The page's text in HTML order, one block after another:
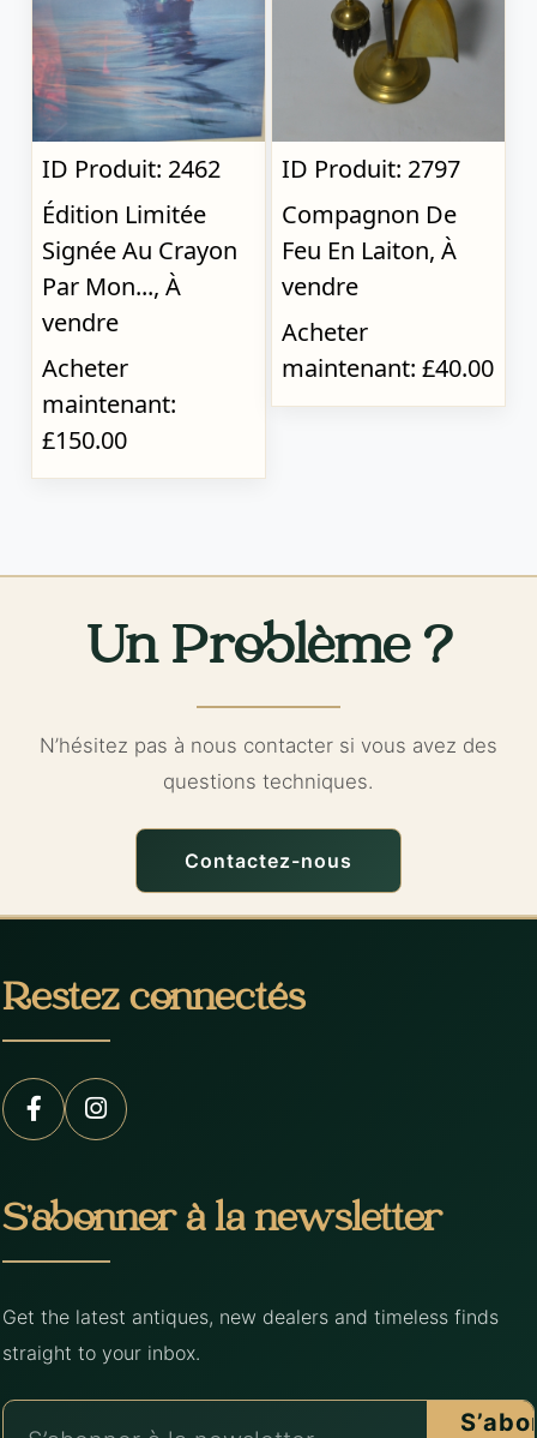
ID Produit: 2462
Édition Limitée
Signée Au Crayon
Par Mon..., À
vendre
Acheter
maintenant:
£150.00
ID Produit: 2797
Compagnon De
Feu En Laiton, À
vendre
Acheter
maintenant: £40.00
Un Problème ?
N’hésitez pas à nous contacter si vous avez des
questions techniques.
Contactez-nous
Restez connectés
S’abonner à la newsletter
Get the latest antiques, new dealers and timeless finds
straight to your inbox.